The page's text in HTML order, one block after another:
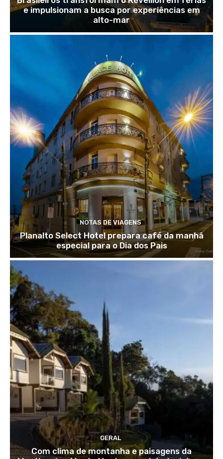
e impulsionam a busca por experiências em
alto-mar
NOTAS DE VIAGENS
Planalto Select Hotel prepara café da manhã
especial para o Dia dos Pais
GERAL
Com clima de montanha e paisagens da